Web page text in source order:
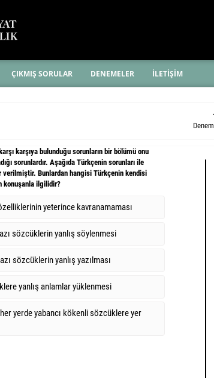
ÇIKMIŞ SORULAR DENEMELER İLETİŞİM
karşıya bulunduğu sorunların bir bölümü onu
sorunlardır. Aşağıda Türkçenin sorunları ile
Bunlardan hangisi Türkçenin kendisi
konuşanla ilgilidir?
yeterince kavranamaması
sözcüklerin yanlış söylenmesi
sözcüklerin yanlış yazılması
yanlış anlamlar yüklenmesi
yerde yabancı kökenli sözcüklere yer